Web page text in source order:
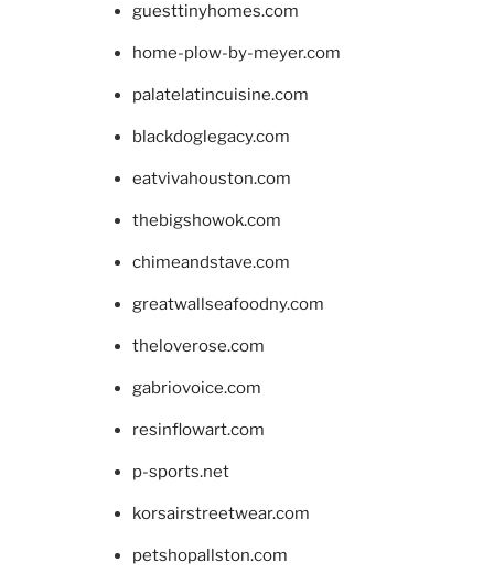
guesttinyhomes.com
home-plow-by-meyer.com
palatelatincuisine.com
blackdoglegacy.com
eatvivahouston.com
thebigshowok.com
chimeandstave.com
greatwallseafoodny.com
theloverose.com
gabriovoice.com
resinflowart.com
p-sports.net
korsairstreetwear.com
petshopallston.com